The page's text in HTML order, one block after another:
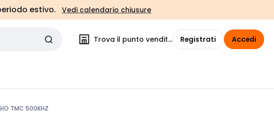
estivo. Vedi calendario chiusure
Trova il punto vendita Registrati Accedi
TMC 500KHZ